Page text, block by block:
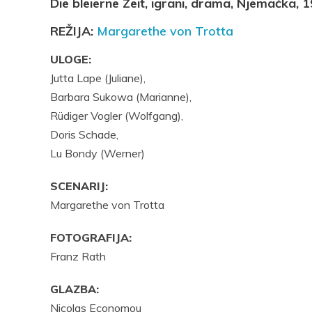
REŽIJA: Margarethe von Trotta
ULOGE:
Jutta Lape (Juliane),
Barbara Sukowa (Marianne),
Rüdiger Vogler (Wolfgang),
Doris Schade,
Lu Bondy (Werner)
SCENARIJ:
Margarethe von Trotta
FOTOGRAFIJA:
Franz Rath
GLAZBA:
Nicolas Economou